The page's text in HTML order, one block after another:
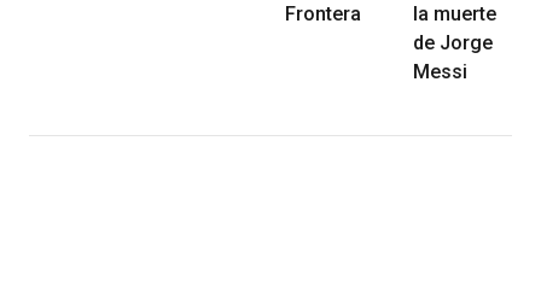
Frontera
la muerte
de Jorge
Messi